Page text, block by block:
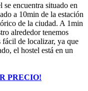
se encuentra situado en
a 10min de la estación
de la ciudad. A 1min
alrededor tenemos
de localizar, ya que
el hostel está en un
PRECIO!